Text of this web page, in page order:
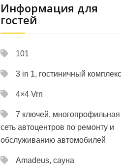
Информация для
гостей
101
3 in 1, гостиничный комплекс
4×4 Vrn
7 ключей, многопрофильная
сеть автоцентров по ремонту и
обслуживанию автомобилей
Amadeus, сауна